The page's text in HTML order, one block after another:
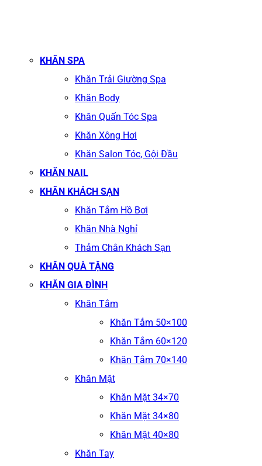
KHĂN SPA
Khăn Trải Giường Spa
Khăn Body
Khăn Quấn Tóc Spa
Khăn Xông Hơi
Khăn Salon Tóc, Gội Đầu
KHĂN NAIL
KHĂN KHÁCH SẠN
Khăn Tắm Hồ Bơi
Khăn Nhà Nghỉ
Thảm Chân Khách Sạn
KHĂN QUÀ TẶNG
KHĂN GIA ĐÌNH
Khăn Tắm
Khăn Tắm 50×100
Khăn Tắm 60×120
Khăn Tắm 70×140
Khăn Mặt
Khăn Mặt 34×70
Khăn Mặt 34×80
Khăn Mặt 40×80
Khăn Tay